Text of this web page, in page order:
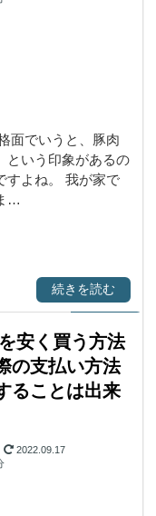
面でいうと、豚肉
という印象があるの
すよね。 我が家で
…
続きを読む
安く買う方法
の支払い方法
ることは出来
2022.09.17